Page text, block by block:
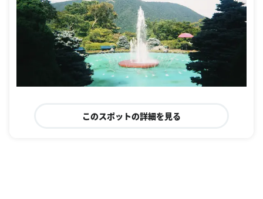
このスポットの詳細を見る